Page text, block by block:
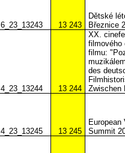
6_23_13243 13 243
Dětské
Březnice
4_23_13244 13 244
XX.
filmového
filmu:
des
Zwischen
4_23_13245 13 245
Summit